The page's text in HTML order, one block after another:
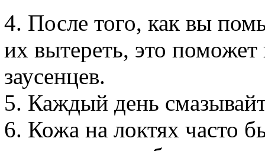
4. После того, как вы
их вытереть, это
заусенцев.
5. Каждый день
6. Кожа на локтях часто